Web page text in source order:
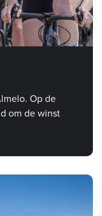
Op de
om de winst